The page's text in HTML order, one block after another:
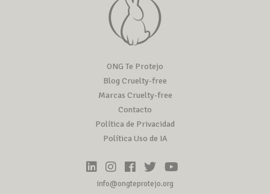
ONG Te Protejo
Blog Cruelty-free
Marcas Cruelty-free
Contacto
Política de Privacidad
Política Uso de IA
info@ongteprotejo.org